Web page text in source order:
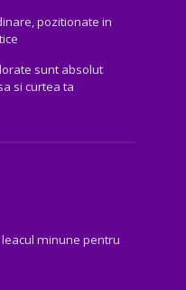
pozitionate in
sunt absolut
si curtea ta
minune pentru